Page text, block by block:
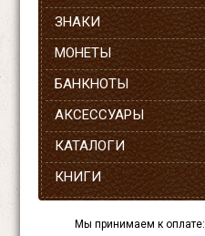
ЗНАКИ
МОНЕТЫ
БАНКНОТЫ
АКСЕССУАРЫ
КАТАЛОГИ
КНИГИ
Мы принимаем к оплате: